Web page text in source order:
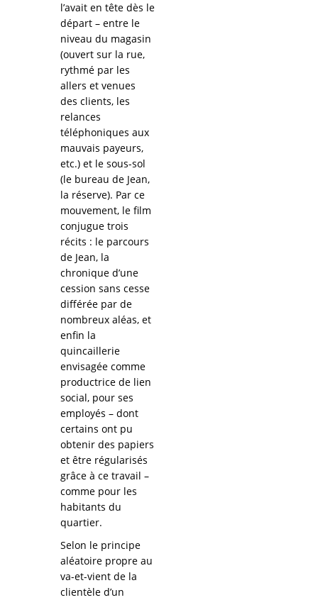
l’avait en tête dès le
départ – entre le
niveau du magasin
(ouvert sur la rue,
rythmé par les
allers et venues
des clients, les
relances
téléphoniques aux
mauvais payeurs,
etc.) et le sous-sol
(le bureau de Jean,
la réserve). Par ce
mouvement, le film
conjugue trois
récits : le parcours
de Jean, la
chronique d’une
cession sans cesse
différée par de
nombreux aléas, et
enfin la
quincaillerie
envisagée comme
productrice de lien
social, pour ses
employés – dont
certains ont pu
obtenir des papiers
et être régularisés
grâce à ce travail –
comme pour les
habitants du
quartier.
Selon le principe
aléatoire propre au
va-et-vient de la
clientèle d’un